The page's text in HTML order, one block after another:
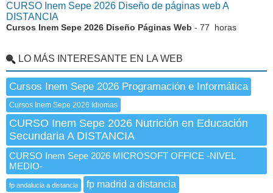
CURSO Inem Sepe 2026 Diseño de páginas web A
DISTANCIA
Cursos Inem Sepe 2026 Diseño Páginas Web - 77 horas
LO MÁS INTERESANTE EN LA WEB
Cursos Inem Sepe 2026 Programación e Informática
Cursos Inem Sepe 2026 Idiomas
CURSO Inem Sepe 2026 Nutrición en Educación
Secundaria A DISTANCIA
CURSO Inem Sepe 2026 MICROSOFT OFFICE -NIVEL
MEDIO-
fp andalucia a distancia fp madrid a distancia